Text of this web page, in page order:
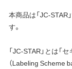
本商品は「JC-STAR
す。
「JC-STAR」とは
（Labeling Scheme